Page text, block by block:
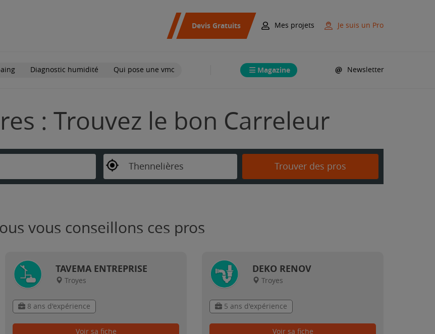
Devis Gratuits Mes projets Je suis un Pro
Diagnostic humidité Qui pose une vmc Magazine Newsletter
: Trouvez le bon Carreleur
Thennelières Trouver des pros
vous conseillons ces pros
TAVEMA ENTREPRISE
Troyes
8 ans d'expérience
Voir sa fiche
DEKO RENOV
Troyes
5 ans d'expérience
Voir sa fiche